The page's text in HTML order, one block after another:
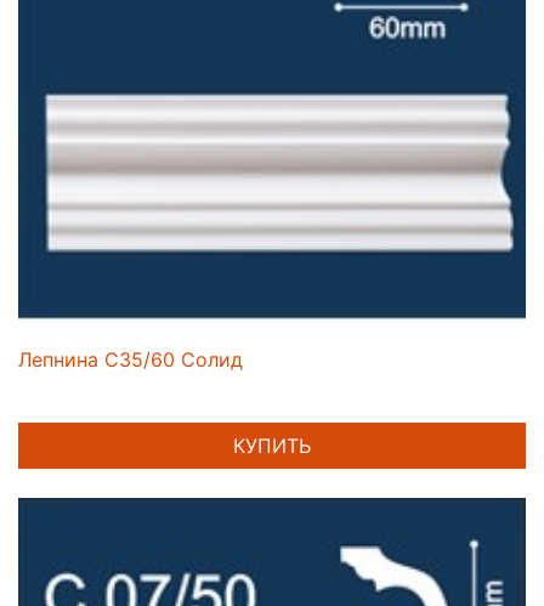
Лепнина C35/60 Солид
КУПИТЬ